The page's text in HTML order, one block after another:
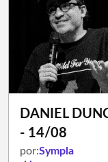
DANIEL
- 14/08
por:Sympla